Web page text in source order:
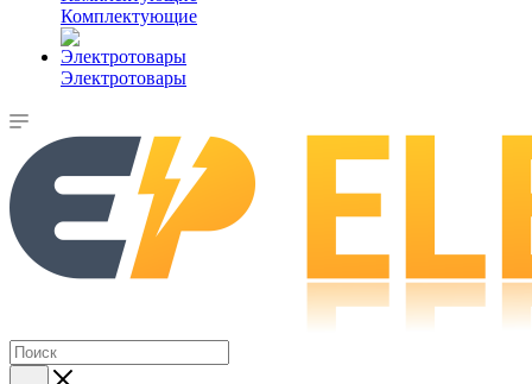
Комплектующие
Электротовары